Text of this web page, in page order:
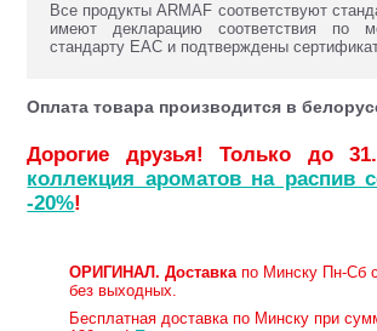
Все продукты ARMAF соответствуют
имеют декларацию соответствия по
стандарту ЕАС и подтверждены
Оплата товара производится в
Дорогие друзья! Только до
коллекция ароматов на распив
-20%!
ОРИГИНАЛ. Доставкапо Минску Пн-Сб
без выходных.
Бесплатная доставка по Минску при